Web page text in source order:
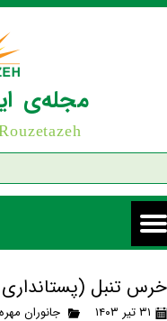
مجله‌ی
خرس تنبل
۳۱ تیر ۱۴۰۳ جانوران